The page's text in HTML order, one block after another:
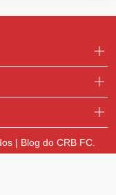
| Blog do CRB FC.